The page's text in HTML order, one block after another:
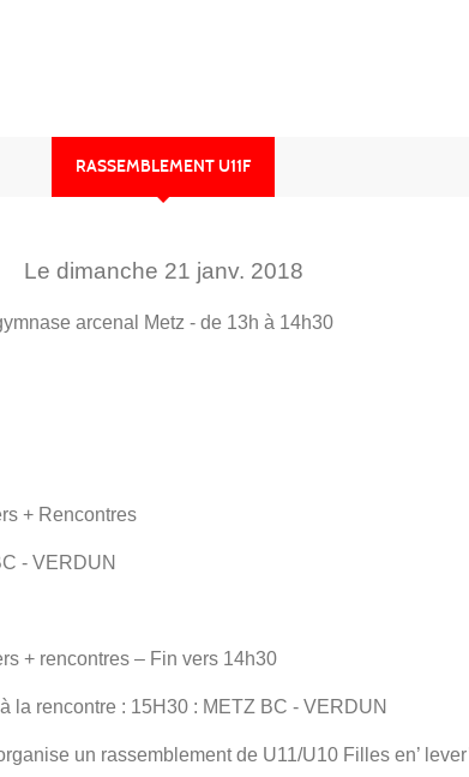
RASSEMBLEMENT U11F
Le dimanche 21 janv. 2018
arcenal Metz - de 13h à 14h30
+ Rencontres
- VERDUN
+ rencontres – Fin vers 14h30
la rencontre : 15H30 : METZ BC - VERDUN
un rassemblement de U11/U10 Filles en’